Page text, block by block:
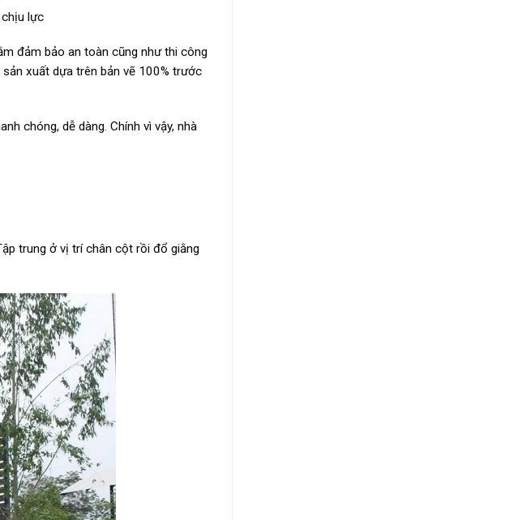
chịu lực
đảm bảo an toàn cũng như thi công
xuất dựa trên bản vẽ 100% trước
chóng, dễ dàng. Chính vì vậy, nhà
trung ở vị trí chân cột rồi đổ giằng